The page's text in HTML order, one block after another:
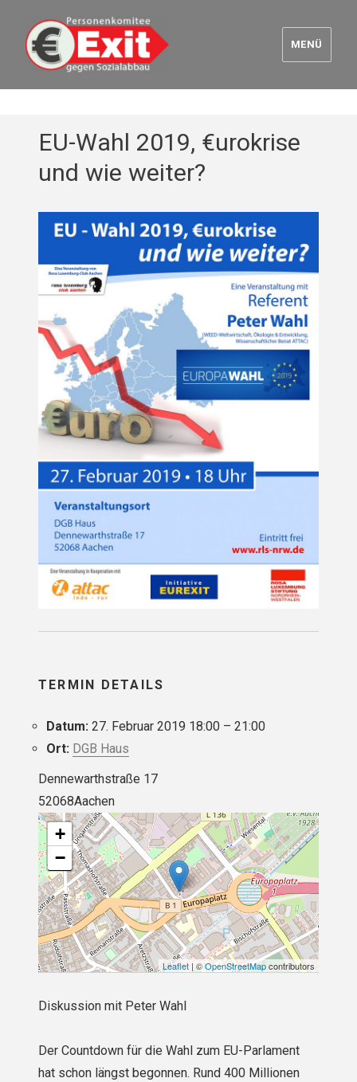
Euro Exit
MENÜ
EU-Wahl 2019, €urokrise
und wie weiter?
TERMIN DETAILS
Datum: 27. Februar 2019 18:00– 21:00
Ort: DGB Haus
Dennewarthstraße 17
52068Aachen
+
−
Leaflet | ©OpenStreetMapcontributors
Diskussion mit Peter Wahl
Der Countdown für die Wahl zum EU-Parlament
hat schon längst begonnen. Rund 400 Millionen